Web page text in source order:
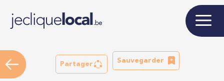
Partager
Sauvegarder